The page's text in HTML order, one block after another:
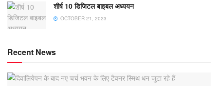
शीर्ष 10 डिजिटल बाइबल अध्ययन
OCTOBER 21, 2023
Recent News